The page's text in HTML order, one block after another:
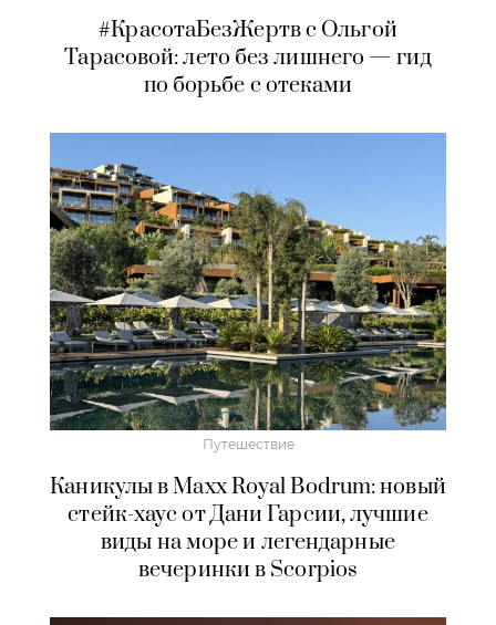
#КрасотаБезЖертв с Ольгой
Тарасовой: лето без лишнего — гид
по борьбе с отеками
Путешествие
Каникулы в Maxx Royal Bodrum: новый
стейк-хаус от Дани Гарсии, лучшие
виды на море и легендарные
вечеринки в Scorpios